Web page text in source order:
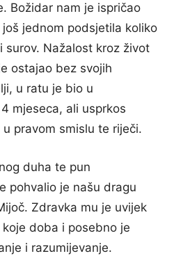
Božidar nam je ispričao
jednom podsjetila koliko
surov. Nažalost kroz život
ostajao bez svojih
u ratu je bio u
mjeseca, ali usprkos
pravom smislu te riječi.
duha te pun
pohvalio je našu dragu
Zdravka mu je uvijek
doba i posebno je
i razumijevanje.